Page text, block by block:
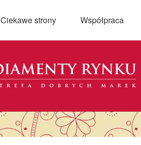
Ciekawe strony Współpraca